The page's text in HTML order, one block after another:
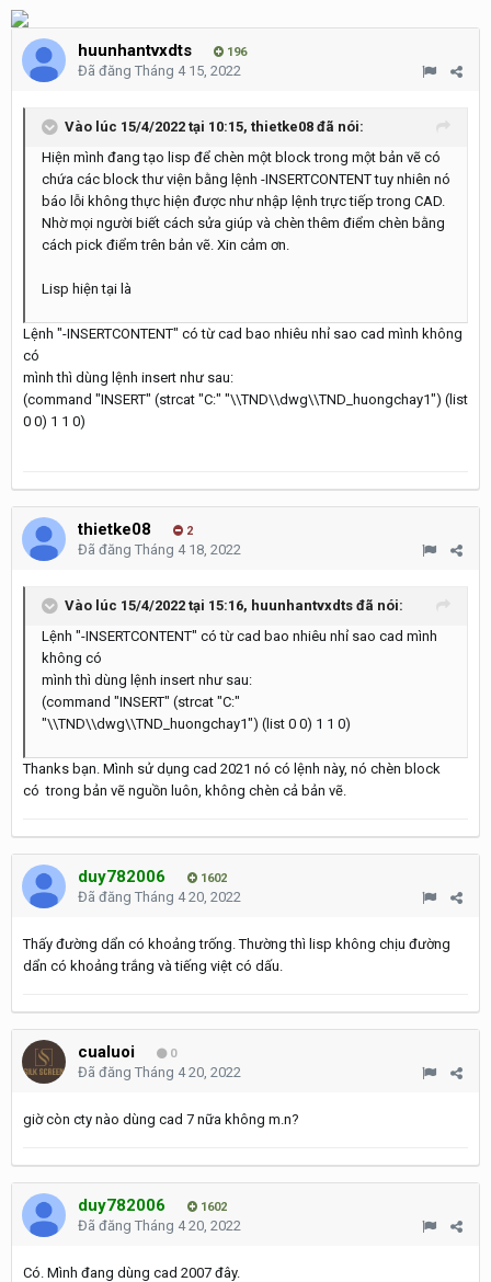
huunhantvxdts 196
Đã đăng Tháng 4 15, 2022
Vào lúc 15/4/2022 tại 10:15, thietke08 đã nói:
Hiện mình đang tạo lisp để chèn một block trong một bản vẽ có
chứa các block thư viện bằng lệnh -INSERTCONTENTtuy nhiên nó
báo lỗi không thực hiện được như nhập lệnh trực tiếp trong CAD.
Nhờ mọi người biết cách sửa giúp và chèn thêm điểm chèn bằng
cách pick điểm trên bản vẽ. Xin cảm ơn.
Lisp hiện tại là
Lệnh "-INSERTCONTE NT" có từ cad bao nhiêu nhỉ sao cad mình không
có
mình thì dùng lệnh insert như sau:
(command "INSERT" (strcat "C:" "\\TND\\dwg\\TND_huongchay1") (list
0 0) 1 1 0)
thietke08 2
Đã đăng Tháng 4 18, 2022
Vào lúc 15/4/2022 tại 15:16, huunhantvxdts đã nói:
Lệnh "-INSERTCONTE NT" có từ cad bao nhiêu nhỉ sao cad mình
không có
mình thì dùng lệnh insert như sau:
(command "INSERT" (strcat "C:"
"\\TND\\dwg\\TND_huongchay1") (list 0 0) 1 1 0)
Thanks bạn. Mình sử dụng cad 2021 nó có lệnh này, nó chèn block
có trong bản vẽ nguồn luôn, không chèn cả bản vẽ.
duy782006 1602
Đã đăng Tháng 4 20, 2022
Thấy đường dẩn có khoảng trống. Thường thì lisp không chịu đường
dẩn có khoảng trắng và tiếng việt có dấu.
cualuoi 0
Đã đăng Tháng 4 20, 2022
giờ còn cty nào dùng cad 7 nữa không m.n?
duy782006 1602
Đã đăng Tháng 4 20, 2022
Có. Mình đang dùng cad 2007 đây.